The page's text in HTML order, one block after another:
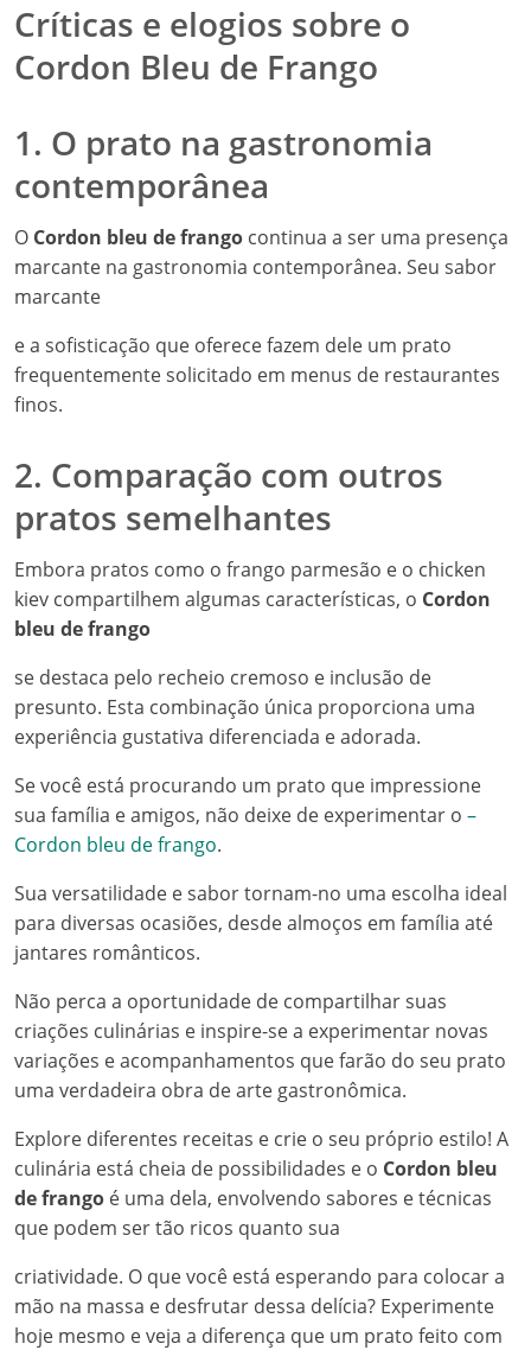
Críticas e elogios sobre o
Cordon Bleu de Frango
1. O prato na gastronomia
contemporânea
O Cordon bleu de frango continua a ser uma presença
marcante na gastronomia contemporânea. Seu sabor
marcante
e a sofisticação que oferece fazem dele um prato
frequentemente solicitado em menus de restaurantes
finos.
2. Comparação com outros
pratos semelhantes
Embora pratos como o frango parmesão e o chicken
kiev compartilhem algumas características, o Cordon
bleu de frango
se destaca pelo recheio cremoso e inclusão de
presunto. Esta combinação única proporciona uma
experiência gustativa diferenciada e adorada.
Se você está procurando um prato que impressione
sua família e amigos, não deixe de experimentar o –
Cordon bleu de frango.
Sua versatilidade e sabor tornam-no uma escolha ideal
para diversas ocasiões, desde almoços em família até
jantares românticos.
Não perca a oportunidade de compartilhar suas
criações culinárias e inspire-se a experimentar novas
variações e acompanhamentos que farão do seu prato
uma verdadeira obra de arte gastronômica.
Explore diferentes receitas e crie o seu próprio estilo! A
culinária está cheia de possibilidades e o Cordon bleu
de frango é uma dela, envolvendo sabores e técnicas
que podem ser tão ricos quanto sua
criatividade. O que você está esperando para colocar a
mão na massa e desfrutar dessa delícia? Experimente
hoje mesmo e veja a diferença que um prato feito com